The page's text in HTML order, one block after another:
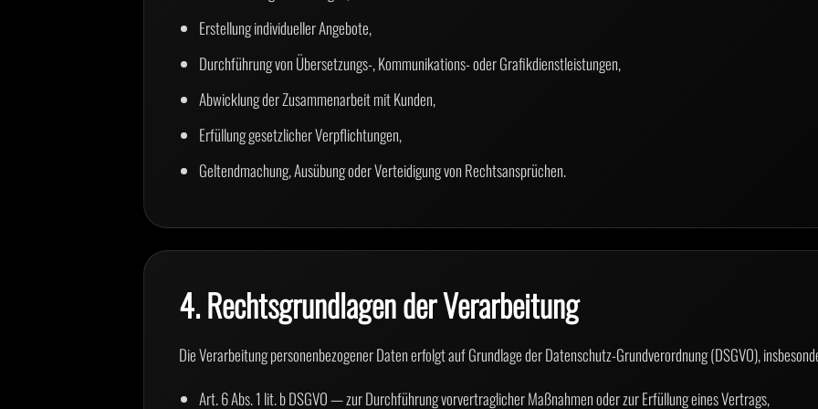
Erstellung individueller Angebote,
Durchführung von Übersetzungs-, Kommunikations- oder Grafikdienstleistungen,
Abwicklung der Zusammenarbeit mit Kunden,
Erfüllung gesetzlicher Verpflichtungen,
Geltendmachung, Ausübung oder Verteidigung von Rechtsansprüchen.
4. Rechtsgrundlagen der Verarbeitung
Die Verarbeitung personenbezogener Daten erfolgt auf Grundlage der Datenschutz-Grundverordnung (DSGVO),
Art. 6 Abs. 1 lit. b DSGVO — zur Durchführung vorvertraglicher Maßnahmen oder zur Erfüllung eines Vertrags,